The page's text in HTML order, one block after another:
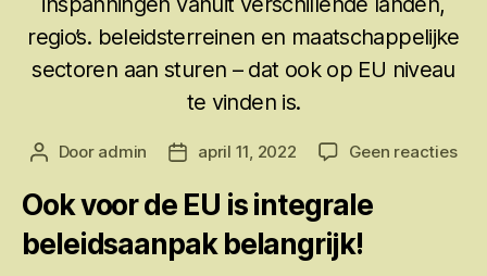
regio’s. beleidsterreinen en maatschappelijke
sectoren aan sturen – dat ook op EU niveau
te vinden is.
Berichtauteur
Door admin Berichtdatum
april 11, 2022 Geen reactiesop
Ook voor de EU is integrale
beleidsaanpak belangrijk!